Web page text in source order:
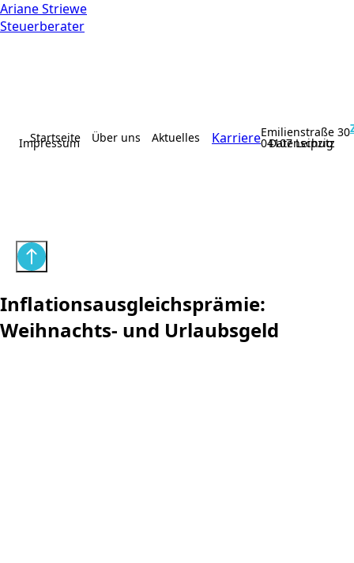
Ariane Striewe
Steuerberater
Startseite Über uns Aktuelles KarriereEmilienstraße 30
04107 Leipzig
Impressum
Datenschutz
Inflationsausgleichsprämie:
Weihnachts- und Urlaubsgeld